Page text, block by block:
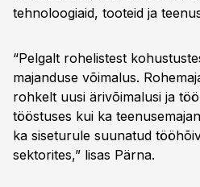
tehnoloogiaid, tooteid ja
“Pelgalt rohelistest
majanduse võimalus.
rohkelt uusi ärivõimalusi ja
tööstuses kui ka
ka siseturule suunatud
sektorites,” lisas Pärna.